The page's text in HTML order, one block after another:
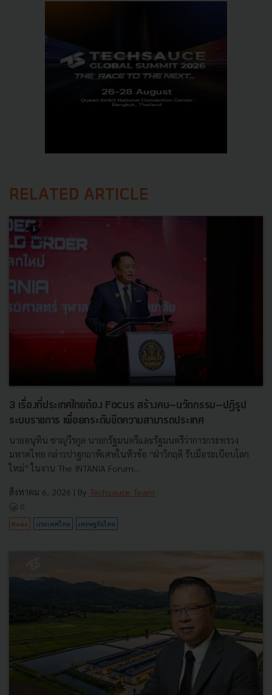
RELATED ARTICLE
3 เรื่องที่ประเทศไทยต้อง Focus สร้างคน–นวัตกรรม–ปฏิรูป
ระบบราชการ เพื่อยกระดับขีดความสามารถประเทศ
นายอนุทิน ชาญวีรกูล นายกรัฐมนตรีและรัฐมนตรีว่าการกระทรวง
มหาดไทย กล่าวปาฐกถาพิเศษในหัวข้อ “ฝ่าวิกฤติ รับมือระเบียบโลก
ใหม่” ในงาน The INTANIA Forum...
สิงหาคม 6, 2026 | By Techsauce Team
0
News ประเทศไทย เศรษฐกิจไทย